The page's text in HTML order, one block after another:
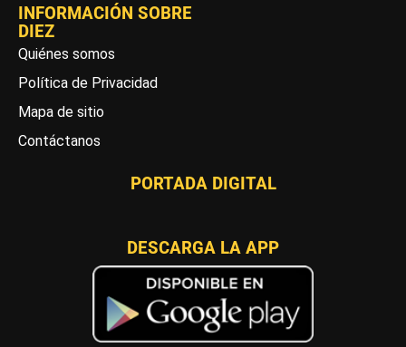
INFORMACIÓN SOBRE
DIEZ
Quiénes somos
Política de Privacidad
Mapa de sitio
Contáctanos
PORTADA DIGITAL
DESCARGA LA APP